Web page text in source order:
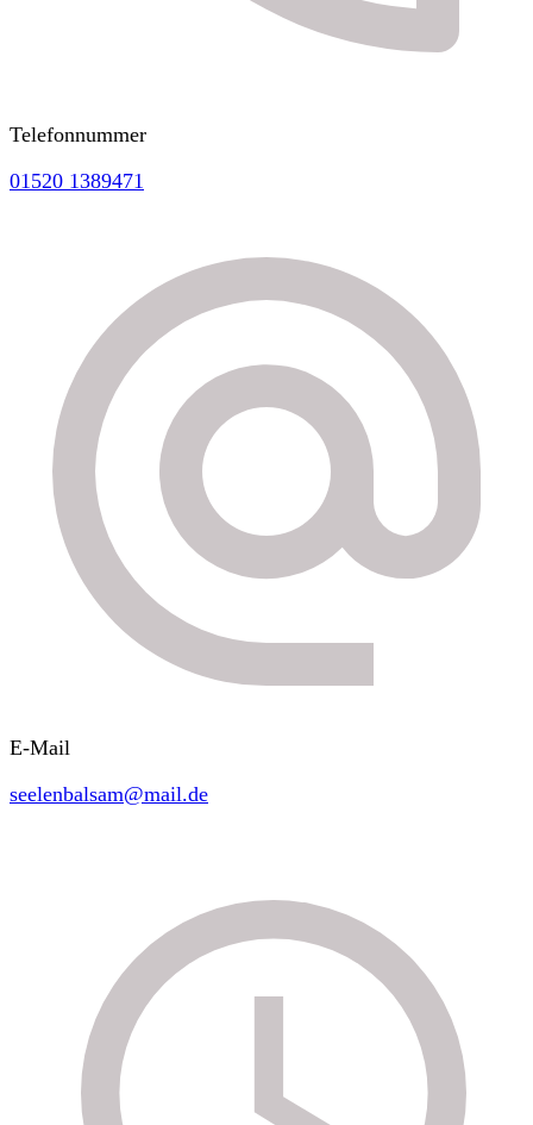
Telefonnummer
01520 1389471
E-Mail
seelenbalsam@mail.de